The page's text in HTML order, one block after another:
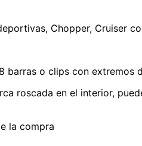
Chopper, Cruiser
barras o clips con extremos
roscada en el interior,
la compra